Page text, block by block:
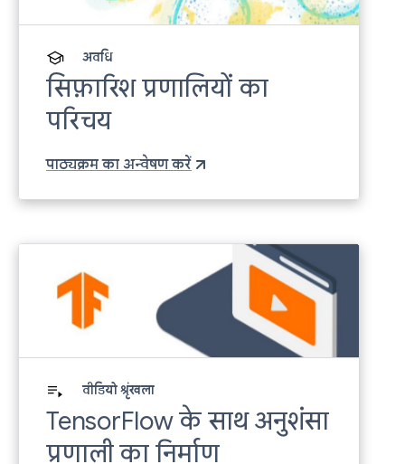
अवधि
सिफ़ारिश प्रणालियों का
परिचय
पाठ्यक्रम का अन्वेषण करें
वीडियो श्रृंखला
TensorFlow के साथ अनुशंसा
प्रणाली का निर्माण